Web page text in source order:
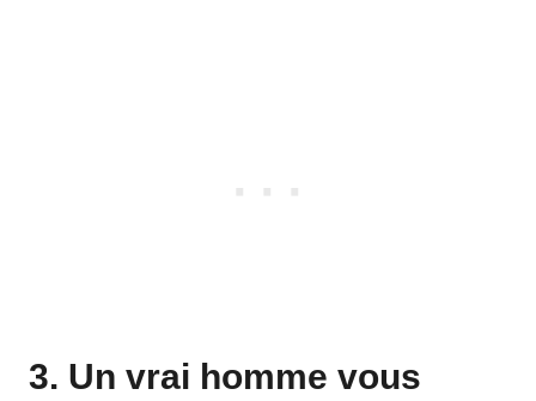
3. Un vrai homme vous